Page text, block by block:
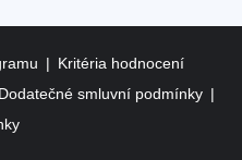
Kritéria hodnocení
smluvní podmínky